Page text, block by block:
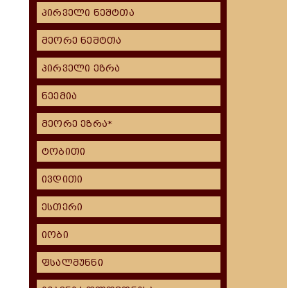
პირველი ნეშტთა
მეორე ნეშტთა
პირველი ეზრა
ნეემია
მეორე ეზრა*
ტობითი
ივდითი
ესთერი
იობი
ფსალმუნნი